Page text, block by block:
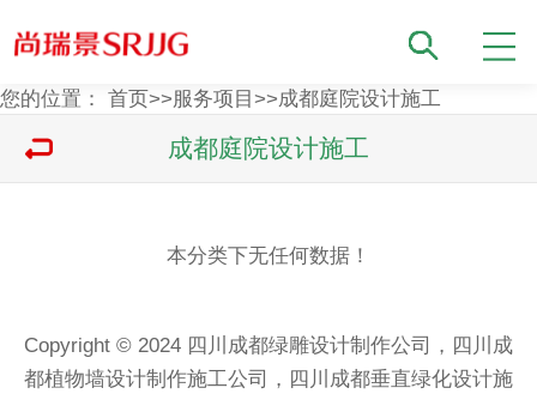
您的位置： 首页>>服务项目 >>成都庭院设计施工
成都庭院设计施工
本分类下无任何数据！
Copyright © 2024 四川成都绿雕设计制作公司，四川成
都植物墙设计制作施工公司，四川成都垂直绿化设计施